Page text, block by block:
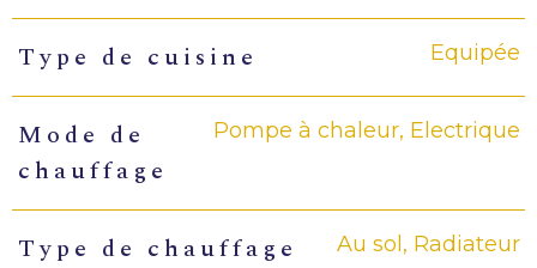
Type de cuisine Equipée
Mode de
chauffage
Pompe à chaleur, Electrique
Type de chauffage Au sol, Radiateur